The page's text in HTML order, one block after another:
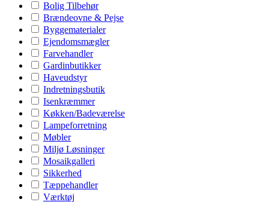
Bolig Tilbehør
Brændeovne & Pejse
Byggematerialer
Ejendomsmægler
Farvehandler
Gardinbutikker
Haveudstyr
Indretningsbutik
Isenkræmmer
Køkken/Badeværelse
Lampeforretning
Møbler
Miljø Løsninger
Mosaikgalleri
Sikkerhed
Tæppehandler
Værktøj